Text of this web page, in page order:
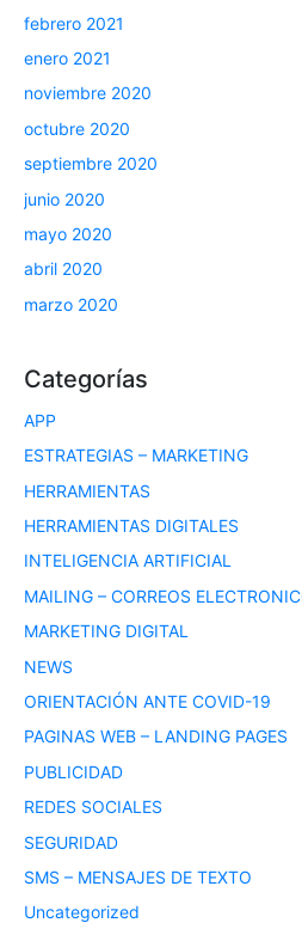
febrero 2021
enero 2021
noviembre 2020
octubre 2020
septiembre 2020
junio 2020
mayo 2020
abril 2020
marzo 2020
Categorías
APP
ESTRATEGIAS – MARKETING
HERRAMIENTAS
HERRAMIENTAS DIGITALES
INTELIGENCIA ARTIFICIAL
MAILING – CORREOS
MARKETING DIGITAL
NEWS
ORIENTACIÓN ANTE COVID-19
PAGINAS WEB – LANDING PAGES
PUBLICIDAD
REDES SOCIALES
SEGURIDAD
SMS – MENSAJES DE TEXTO
Uncategorized